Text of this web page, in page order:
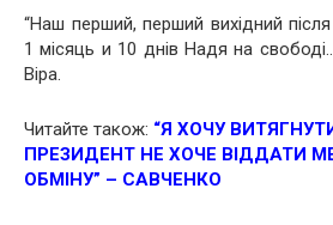
“Наш перший, перший вихідний після
1 місяць и 10 днів Надя на
Віра.
Читайте також: “Я ХОЧУ
ПРЕЗИДЕНТ НЕ ХОЧЕ ВІДДАТИ
ОБМІНУ” – САВЧЕНКО